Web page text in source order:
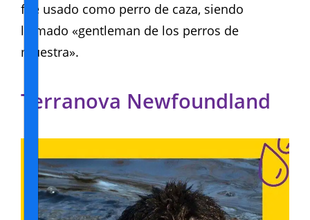
fue usado como perro de caza, siendo
llamado «gentleman de los perros de
muestra».
Terranova Newfoundland